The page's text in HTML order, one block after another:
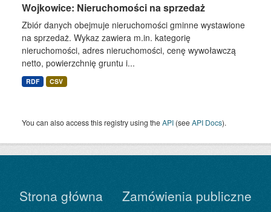
Wojkowice: Nieruchomości na sprzedaż
Zbiór danych obejmuje nieruchomości gminne wystawione
na sprzedaż. Wykaz zawiera m.in. kategorię
nieruchomości, adres nieruchomości, cenę wywoławczą
netto, powierzchnię gruntu i...
RDF CSV
You can also access this registry using theAPI (seeAPI Docs).
Strona główna Zamówienia publiczne